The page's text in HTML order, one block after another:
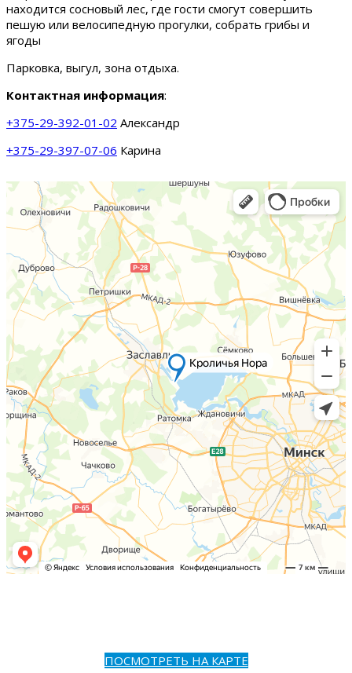
находится сосновый лес, где гости смогут совершить
пешую или велосипедную прогулки, собрать грибы и
ягоды
Парковка, выгул, зона отдыха.
Контактная информация:
+375-29-392-01-02 Александр
+375-29-397-07-06 Карина
ПОСМОТРЕТЬ НА КАРТЕ